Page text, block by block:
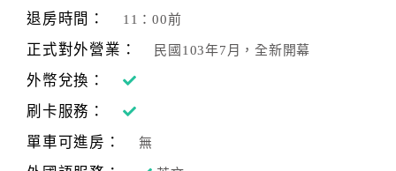
退房時間： 11：00前
正式對外營業： 民國103年7月，全新開幕
外幣兌換：
刷卡服務：
單車可進房：
無